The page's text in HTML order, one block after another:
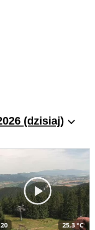
(dzisiaj)
25,3 °C